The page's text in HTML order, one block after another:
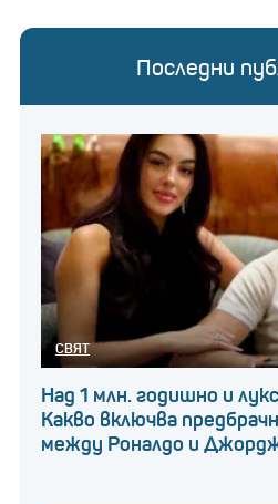
Последни
СВЯТ
Над 1 млн. годишно и
Какво включва
между Роналдо и